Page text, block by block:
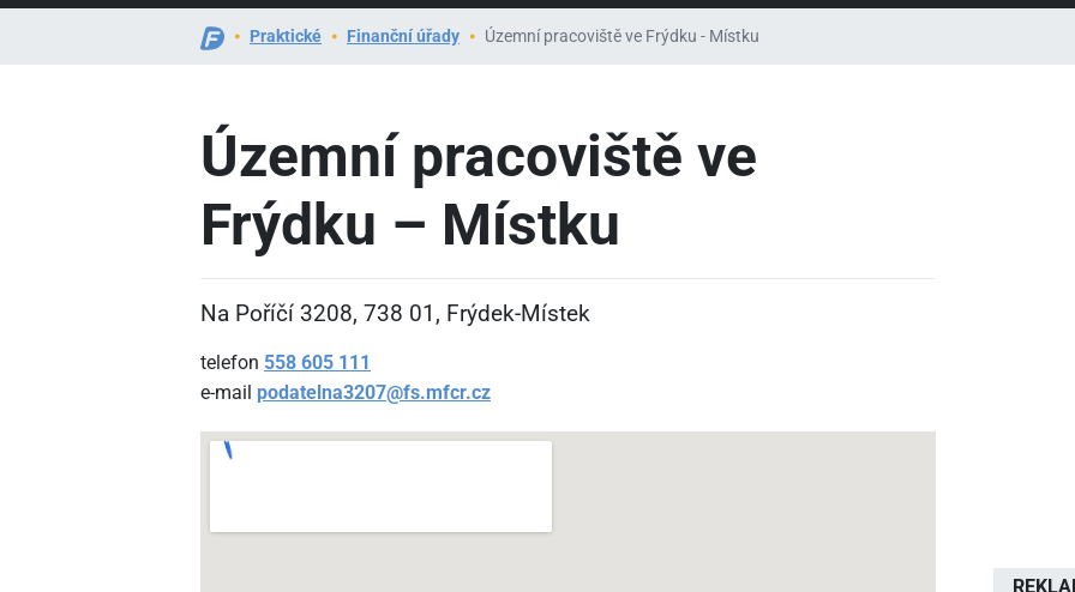
Praktické Finanční úřady Územní pracoviště ve Frýdku - Místku
Územní pracoviště ve
Frýdku – Místku
Na Poříčí 3208, 738 01, Frýdek-Místek
telefon 558 605 111
e-mail podatelna3207@fs.mfcr.cz